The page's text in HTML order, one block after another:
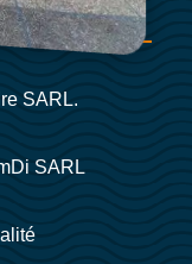
SARL.
SARL